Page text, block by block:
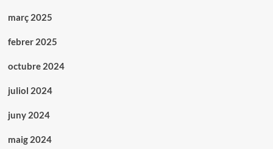
març 2025
febrer 2025
octubre 2024
juliol 2024
juny 2024
maig 2024